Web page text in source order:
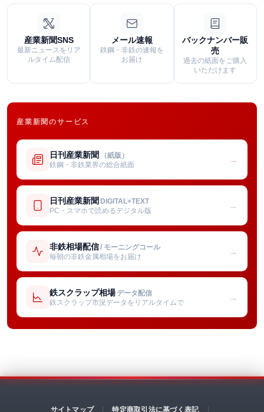
産業新聞SNS
最新ニュースをリア
ルタイム配信
メール速報
鉄鋼・非鉄の速報を
お届け
バックナンバー販
売
過去の紙面をご購入
いただけます
産業新聞のサービス
日刊産業新聞 （紙版）
鉄鋼・非鉄業界の総合紙面
→
日刊産業新聞 DIGITAL+TEXT
PC・スマホで読めるデジタル版
→
非鉄相場配信/ モーニングコール
毎朝の非鉄金属相場をお届け
→
鉄スクラップ相場 データ配信
鉄スクラップ市況データをリアルタイムで
→
サイトマップ 特定商取引法に基づく表記